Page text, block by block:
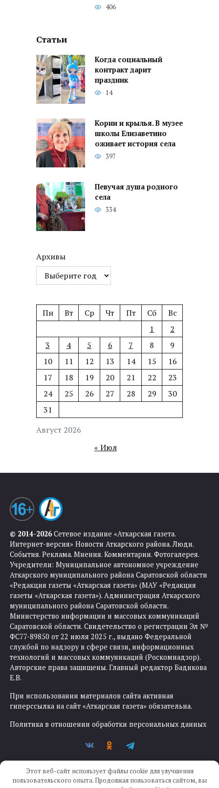
406
Статьи
Когда социальный
контракт дарит
праздник
14
Корни и крылья. В музее
школы Елизаветино
оживает история села
397
Певучая душа родного
села
334
Архивы
Август 2026
Пн Вт Ср Чт Пт Сб
Вс
1
2
3
4 5 6 7 8
9
10
11 12 13 14 15
16
17
18 19 20 21 22
23
24
25 26 27 28 29
30
31
« Июл
© 2014-2026Сетевое издание «Аткарская газета.
Интернет-версия» Новости Аткарского района. Люди.
События. Реклама. Мнения. Комментарии. Фотогалерея.
Учредители: Муниципальное автономное учреждение
Аткарского муниципального района Саратовской области
«Редакция газеты «Аткарская газета» (МАУ «Редакция
газеты «Аткарская газета»). Администрация Аткарского
муниципального района Саратовской области.
Министерство информации и массовых коммуникаций
Саратовской области. Свидетельство о регистрации Эл №
ФС77-89850 от 22 июля 2025 г., выдано Федеральной
службой по надзору в сфере связи, информационных
технологий и массовых коммуникаций (Роскомнадзор).
Авторские права защищены. Главный редактор Бадикова
Е.В.
При использовании материалов сайта активная
гиперссылка на сайт «Аткарская газета» обязательна.
Политика в отношении обработки персональных данных
Этот веб-сайт использует файлы cookie для улучшения
пользовательского опыта. Продолжая пользоваться сайтом, вы